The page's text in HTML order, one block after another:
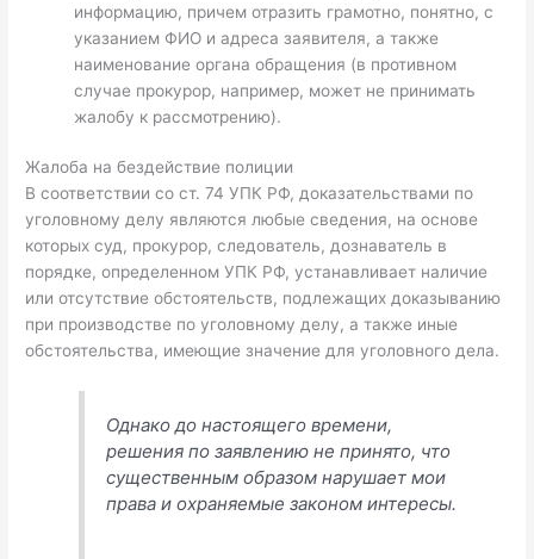
информацию, причем отразить грамотно, понятно, с
указанием ФИО и адреса заявителя, а также
наименование органа обращения (в противном
случае прокурор, например, может не принимать
жалобу к рассмотрению).
Жалоба на бездействие полиции
В соответствии со ст. 74 УПК РФ, доказательствами по
уголовному делу являются любые сведения, на основе
которых суд, прокурор, следователь, дознаватель в
порядке, определенном УПК РФ, устанавливает наличие
или отсутствие обстоятельств, подлежащих доказыванию
при производстве по уголовному делу, а также иные
обстоятельства, имеющие значение для уголовного дела.
Однако до настоящего времени,
решения по заявлению не принято, что
существенным образом нарушает мои
права и охраняемые законом интересы.